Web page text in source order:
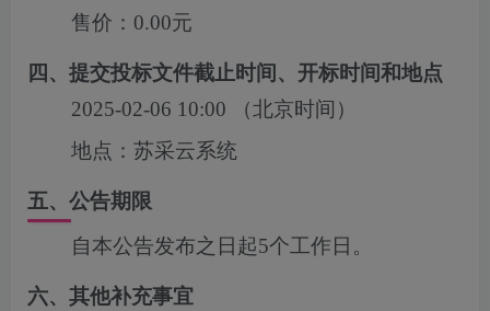
售价： 0.00元
四、提交投标文件截止时间、开标时间和地点
2025-02-06 10:00 （北京时间）
地点： 苏采云系统
五、公告期限
自本公告发布之日起5个工作日。
六、其他补充事宜